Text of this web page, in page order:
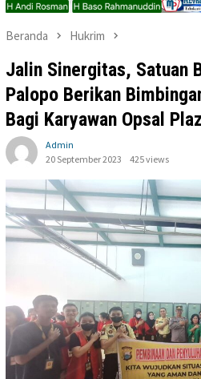
Beranda Hukrim
Jalin Sinergitas, Satuan
Palopo Berikan
Bagi Karyawan Opsal
Admin
20 September 2023
425 views